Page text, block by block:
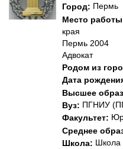
Город: Пермь
Место
края
Пермь 2004
Адвокат
Родом из
Дата
Высшее
Вуз: ПГНИУ
Факультет:
Среднее
Школа: Школа